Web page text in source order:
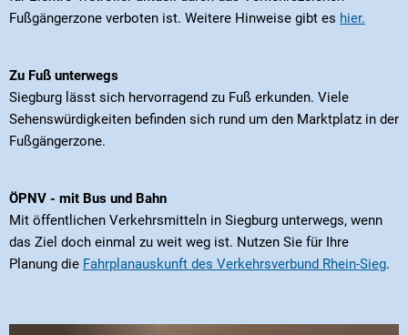
Fußgängerzone verboten ist. Weitere Hinweise gibt es hier.
Zu Fuß unterwegs
Siegburg lässt sich hervorragend zu Fuß erkunden. Viele
Sehenswürdigkeiten befinden sich rund um den Marktplatz in der
Fußgängerzone.
ÖPNV - mit Bus und Bahn
Mit öffentlichen Verkehrsmitteln in Siegburg unterwegs, wenn
das Ziel doch einmal zu weit weg ist. Nutzen Sie für Ihre
Planung die Fahrplanauskunft des Verkehrsverbund Rhein-Sieg.